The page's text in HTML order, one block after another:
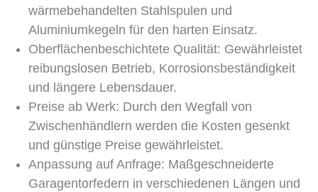
wärmebehandelten Stahlspulen und
Aluminiumkegeln für den harten Einsatz.
Oberflächenbeschichtete Qualität: Gewährleistet
reibungslosen Betrieb, Korrosionsbeständigkeit
und längere Lebensdauer.
Preise ab Werk: Durch den Wegfall von
Zwischenhändlern werden die Kosten gesenkt
und günstige Preise gewährleistet.
Anpassung auf Anfrage: Maßgeschneiderte
Garagentorfedern in verschiedenen Längen und